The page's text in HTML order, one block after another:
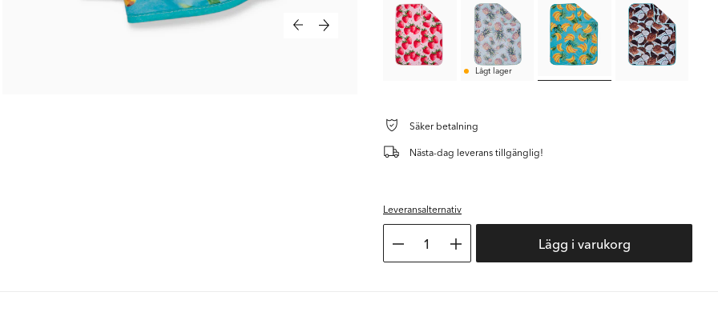
Lågt lager
Säker betalning
Nästa-dag leverans tillgänglig!
Leveransalternativ
1 Lägg i varukorg